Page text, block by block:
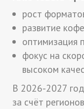
рост
развитие
оптимизация
фокус на
высоком
В 2026-2027
за счёт